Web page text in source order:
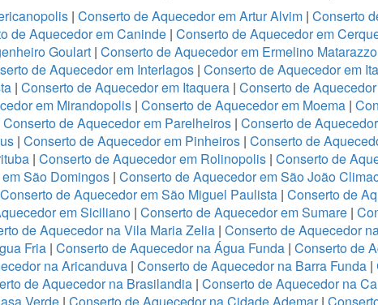
| Conserto de Aquecedor em Artur Alvim | Conserto
de Aquecedor em Caninde | Conserto de Aquecedor em
Goulart | Conserto de Aquecedor em Ermelino Matarazzo
de Aquecedor em Interlagos | Conserto de Aquecedor em
| Conserto de Aquecedor em Itaquera| Conserto de
em Mirandopolis| Conserto de Aquecedor em Moema|
Conserto de Aquecedor em Parelheiros | Conserto de
| Conserto de Aquecedor em Pinheiros | Conserto de
| Conserto de Aquecedor em Rolinopolis | Conserto de
São Domingos | Conserto de Aquecedor em São João
Conserto de Aquecedor em São Miguel Paulista| Conserto de
em Siciliano | Conserto de Aquecedor em Sumare |
de Aquecedor na Vila Maria Zelia| Conserto de Aquecedor
Fria | Conserto de Aquecedor na Água Funda | Conserto de
na Aricanduva | Conserto de Aquecedor na Barra Funda |
de Aquecedor na Brasilandia| Conserto de Aquecedor na
Verde | Conserto de Aquecedor na Cidade Ademar|